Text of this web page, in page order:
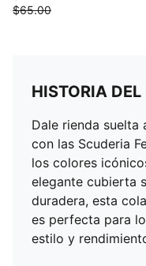
$65.00
HISTORIA
Dale rienda
con las Scuderia
los colores
elegante cubierta
duradera, esta
es perfecta para
estilo y